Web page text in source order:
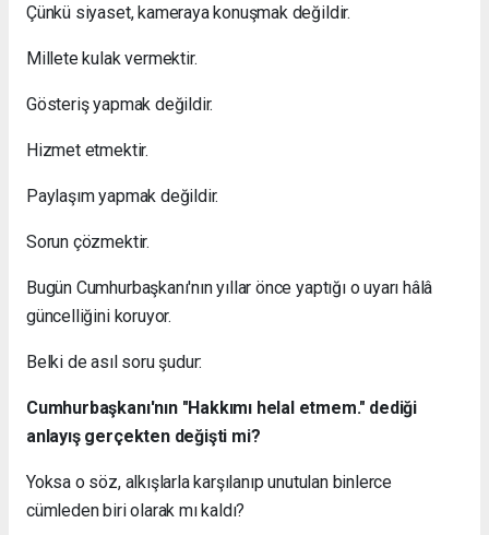
Çünkü siyaset, kameraya konuşmak değildir.
Millete kulak vermektir.
Gösteriş yapmak değildir.
Hizmet etmektir.
Paylaşım yapmak değildir.
Sorun çözmektir.
Bugün Cumhurbaşkanı'nın yıllar önce yaptığı o uyarı hâlâ
güncelliğini koruyor.
Belki de asıl soru şudur:
Cumhurbaşkanı'nın "Hakkımı helal etmem." dediği
anlayış gerçekten değişti mi?
Yoksa o söz, alkışlarla karşılanıp unutulan binlerce
cümleden biri olarak mı kaldı?